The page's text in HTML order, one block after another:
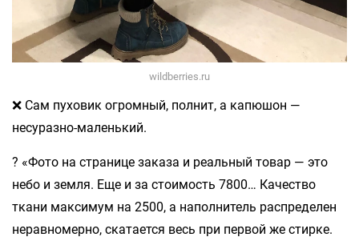
wildberries.ru
❌ Сам пуховик огромный, полнит, а капюшон —
несуразно-маленький.
? «Фото на странице заказа и реальный товар — это
небо и земля. Еще и за стоимость 7800… Качество
ткани максимум на 2500, а наполнитель распределен
неравномерно, скатается весь при первой же стирке.